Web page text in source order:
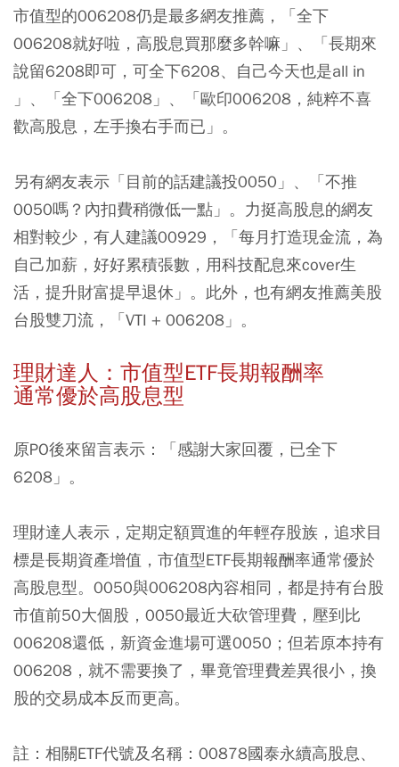
市值型的006208仍是最多網友推薦，「全下
006208就好啦，高股息買那麼多幹嘛」、「長期來
說留6208即可，可全下6208、自己今天也是all in
」、「全下006208」、「歐印006208，純粹不喜
歡高股息，左手換右手而已」。
另有網友表示「目前的話建議投0050」、「不推
0050嗎？內扣費稍微低一點」。力挺高股息的網友
相對較少，有人建議00929，「每月打造現金流，為
自己加薪，好好累積張數，用科技配息來cover生
活，提升財富提早退休」。此外，也有網友推薦美股
台股雙刀流，「VTI + 006208」。
理財達人：市值型ETF長期報酬率
通常優於高股息型
原PO後來留言表示：「感謝大家回覆，已全下
6208」。
理財達人表示，定期定額買進的年輕存股族，追求目
標是長期資產增值，市值型ETF長期報酬率通常優於
高股息型。0050與006208內容相同，都是持有台股
市值前50大個股，0050最近大砍管理費，壓到比
006208還低，新資金進場可選0050；但若原本持有
006208，就不需要換了，畢竟管理費差異很小，換
股的交易成本反而更高。
註：相關ETF代號及名稱：00878國泰永續高股息、